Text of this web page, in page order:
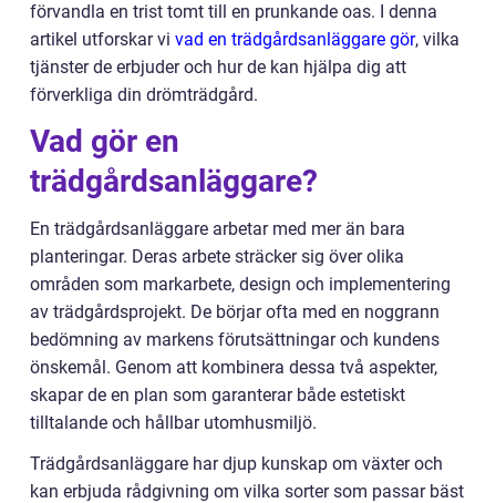
förvandla en trist tomt till en prunkande oas. I denna
artikel utforskar vi vad en trädgårdsanläggare gör, vilka
tjänster de erbjuder och hur de kan hjälpa dig att
förverkliga din drömträdgård.
Vad gör en
trädgårdsanläggare?
En trädgårdsanläggare arbetar med mer än bara
planteringar. Deras arbete sträcker sig över olika
områden som markarbete, design och implementering
av trädgårdsprojekt. De börjar ofta med en noggrann
bedömning av markens förutsättningar och kundens
önskemål. Genom att kombinera dessa två aspekter,
skapar de en plan som garanterar både estetiskt
tilltalande och hållbar utomhusmiljö.
Trädgårdsanläggare har djup kunskap om växter och
kan erbjuda rådgivning om vilka sorter som passar bäst